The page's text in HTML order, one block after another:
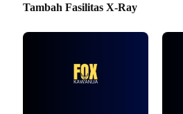
Tambah Fasilitas X-Ray